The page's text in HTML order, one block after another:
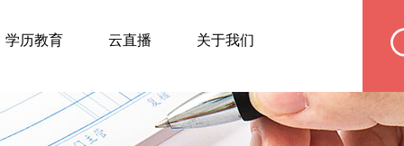
学历教育 云直播 关于我们